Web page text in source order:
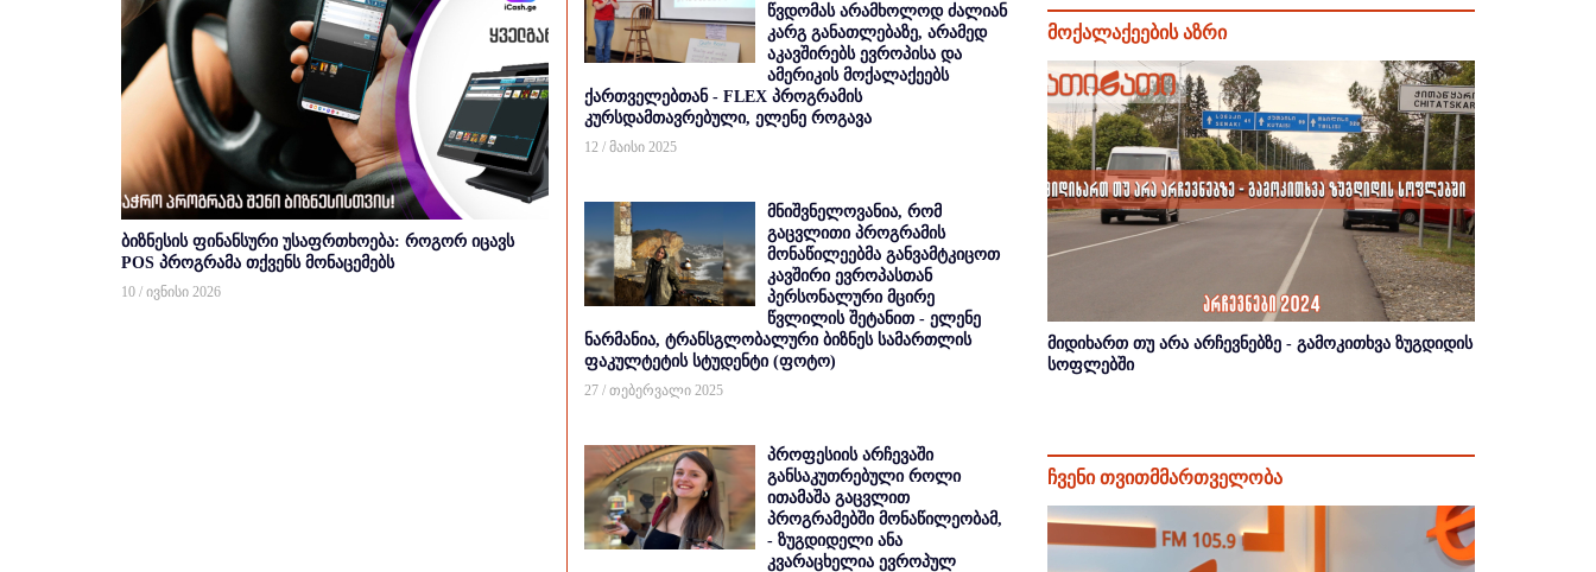
ბიზნესის ფინანსური უსაფრთხოება: როგორ იცავს
POS პროგრამა თქვენს მონაცემებს
10 / ივნისი 2026
წვდომას არამხოლოდ ძალიან
კარგ განათლებაზე, არამედ
აკავშირებს ევროპისა და
ამერიკის მოქალაქეებს
ქართველებთან - FLEX პროგრამის
კურსდამთავრებული, ელენე როგავა
12 / მაისი 2025
მნიშვნელოვანია, რომ
გაცვლითი პროგრამის
მონაწილეებმა განვამტკიცოთ
კავშირი ევროპასთან
პერსონალური მცირე
წვლილის შეტანით - ელენე
ნარმანია, ტრანსგლობალური ბიზნეს სამართლის
ფაკულტეტის სტუდენტი (ფოტო)
27 / თებერვალი 2025
პროფესიის არჩევაში
განსაკუთრებული როლი
ითამაშა გაცვლით
პროგრამებში მონაწილეობამ,
- ზუგდიდელი ანა
კვარაცხელია ევროპულ
მოქალაქეების აზრი
მიდიხართ თუ არა არჩევნებზე - გამოკითხვა ზუგდიდის
სოფლებში
ჩვენი თვითმმართველობა